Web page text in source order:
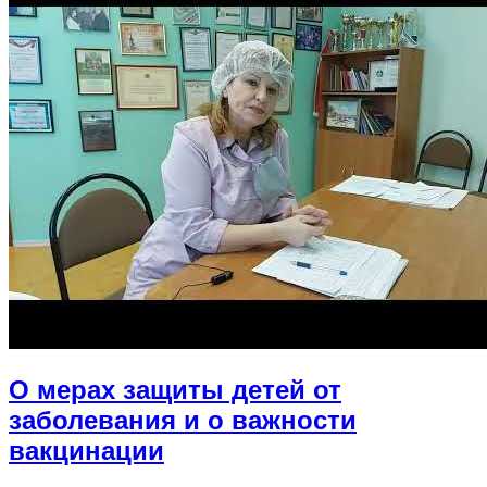
О мерах защиты детей от
заболевания и о важности
вакцинации